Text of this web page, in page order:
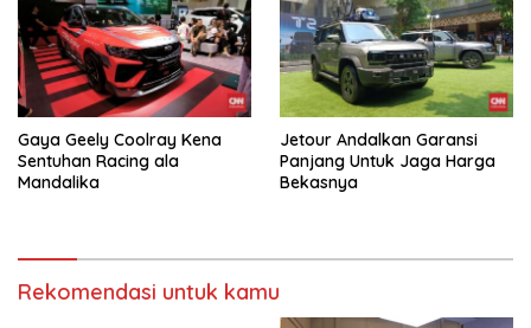
Gaya Geely Coolray Kena
Sentuhan Racing ala
Mandalika
Jetour Andalkan Garansi
Panjang Untuk Jaga Harga
Bekasnya
Rekomendasi untuk kamu